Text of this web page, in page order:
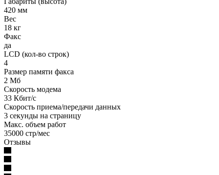
420 мм
Вес
18 кг
Факс
да
LCD (кол-во строк)
4
Размер памяти факса
2 Мб
Скорость модема
33 Кбит/с
Скорость приема/передачи данных
3 секунды на страницу
Макс. объем работ
35000 стр/мес
Отзывы